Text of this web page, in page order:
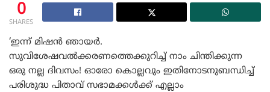
0
SHARES
‘ഇന്ന് മിഷൻ ഞായർ.
സുവിശേഷവൽക്കരണത്തെക്കുറിച്ച് നാം ചിന്തിക്കുന്ന
ഒരു നല്ല ദിവസം! ഓരോ കൊല്ലവും ഇതിനോടനുബന്ധിച്ച്
പരിശുദ്ധ പിതാവ് സഭാമക്കൾക്ക് എല്ലാം